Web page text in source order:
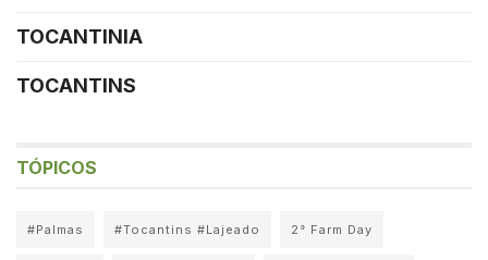
TOCANTINIA
TOCANTINS
TÓPICOS
#Palmas #Tocantins #Lajeado 2° Farm Day